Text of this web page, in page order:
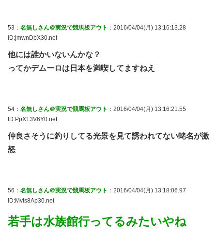
53： 名無しさん＠実況で競馬板アウト ：2016/04/04(月) 13:16:13.28
ID:jmwnDbX30.net
他には誰かいないんかな？
ってかデムーロは日本を満喫してますねえ
54： 名無しさん＠実況で競馬板アウト ：2016/04/04(月) 13:16:21.55
ID:PpX13V6Y0.net
仲良さそうに釣りしてる光景を見て誘われてない蛯名が激
怒
56： 名無しさん＠実況で競馬板アウト ：2016/04/04(月) 13:18:06.97
ID:Mvls8Ap30.net
若手は水族館行ってるみたいやね